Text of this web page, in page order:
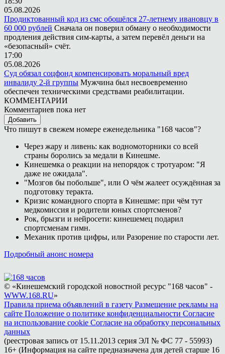
05.08.2026
Продиктованный код из смс обошёлся 27-летнему ивановцу в
60 000 рублей Сначала он поверил обману о необходимости
продления действия сим-карты, а затем перевёл деньги на
«безопасный» счёт.
17:00
05.08.2026
Суд обязал соцфонд компенсировать моральный вред
инвалиду 2-й группы Мужчина был несвоевременно
обеспечен техническими средствами реабилитации.
КОММЕНТАРИИ
Комментариев пока нет
Добавить
Что пишут в свежем номере еженедельника "168 часов"?
Через жару и ливень: как водномоторники со всей
страны боролись за медали в Кинешме.
Кинешемка о реакции на непорядок с тротуаром: "Я
даже не ожидала".
"Мозгов бы побольше", или О чём жалеет осуждённая за
подготовку теракта.
Кризис командного спорта в Кинешме: при чём тут
медкомиссия и родители юных спортсменов?
Рок, брызги и нейросети: кинешемец подарил
спортсменам гимн.
Механик против цифры, или Разорение по старости лет.
Подробный анонс номера
© «Кинешемский городской новостной ресурс "168 часов" -
WWW.168.RU»
Правила приема объявлений в газету Размещение рекламы на
сайте Положение о политике конфиденциальности Согласие
на использование cookie Согласие на обработку персональных
данных
(реестровая запись от 15.11.2013 серия ЭЛ № ФС 77 - 55993)
16+ (Информация на сайте предназначена для детей старше 16